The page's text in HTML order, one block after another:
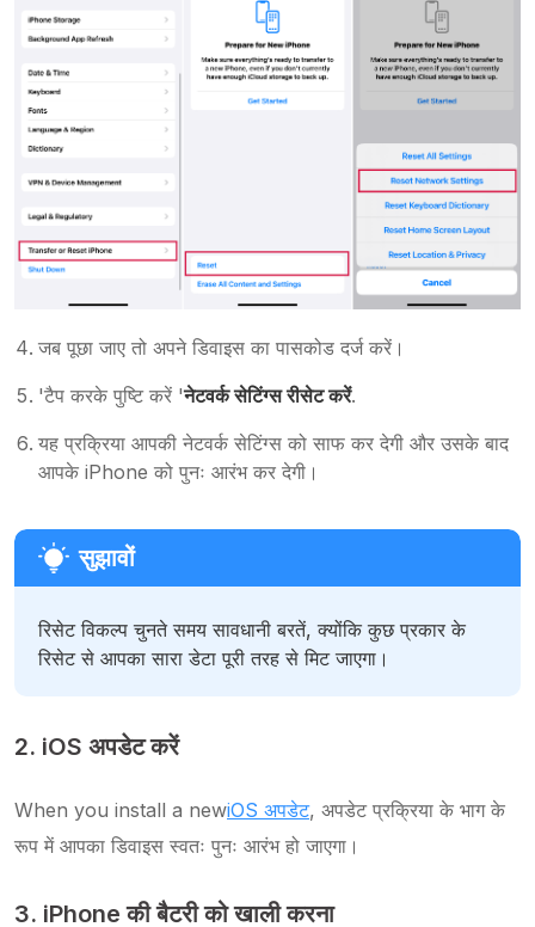
जब पूछा जाए तो अपने डिवाइस का पासकोड दर्ज करें।
'टैप करके पुष्टि करें 'नेटवर्क सेटिंग्स रीसेट करें.
यह प्रक्रिया आपकी नेटवर्क सेटिंग्स को साफ कर देगी और उसके बाद
आपके iPhone को पुनः आरंभ कर देगी।
रिसेट विकल्प चुनते समय सावधानी बरतें, क्योंकि कुछ प्रकार के
रिसेट से आपका सारा डेटा पूरी तरह से मिट जाएगा।
2. iOS अपडेट करें
When you install a newiOS अपडेट, अपडेट प्रक्रिया के भाग के
रूप में आपका डिवाइस स्वतः पुनः आरंभ हो जाएगा।
3. iPhone की बैटरी को खाली करना